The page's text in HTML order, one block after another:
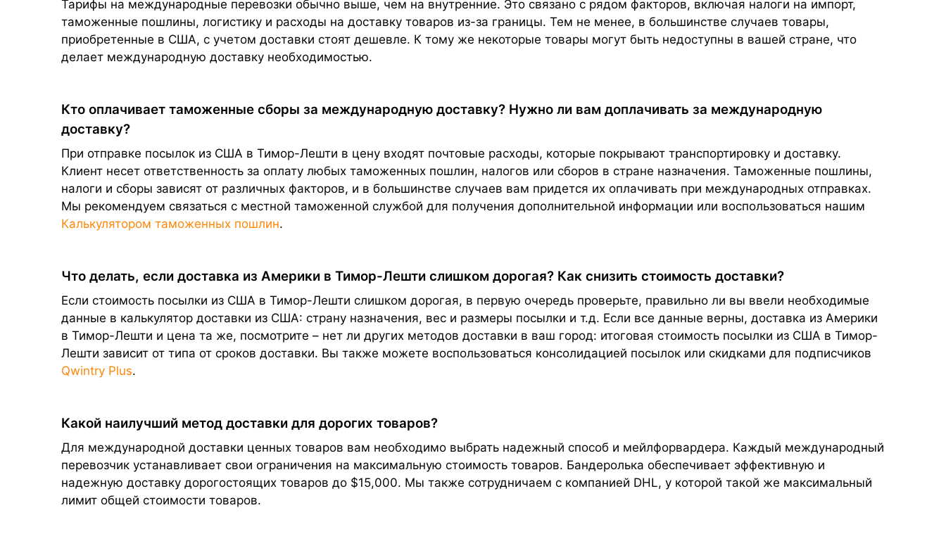
Тарифы на международные перевозки обычно выше, чем на внутренние. Это связано с рядом факторов, включая налоги на импорт,
таможенные пошлины, логистику и расходы на доставку товаров из-за границы. Тем не менее, в большинстве случаев товары,
приобретенные в США, с учетом доставки стоят дешевле. К тому же некоторые товары могут быть недоступны в вашей стране, что
делает международную доставку необходимостью.
Кто оплачивает таможенные сборы за международную доставку? Нужно ли вам доплачивать за международную
доставку?
При отправке посылок из США в Тимор-Лешти в цену входят почтовые расходы, которые покрывают транспортировку и доставку.
Клиент несет ответственность за оплату любых таможенных пошлин, налогов или сборов в стране назначения. Таможенные пошлины,
налоги и сборы зависят от различных факторов, и в большинстве случаев вам придется их оплачивать при международных отправках.
Мы рекомендуем связаться с местной таможенной службой для получения дополнительной информации или воспользоваться нашим
Калькулятором таможенных пошлин.
Что делать, если доставка из Америки в Тимор-Лешти слишком дорогая? Как снизить стоимость доставки?
Если стоимость посылки из США в Тимор-Лешти слишком дорогая, в первую очередь проверьте, правильно ли вы ввели необходимые
данные в калькулятор доставки из США: страну назначения, вес и размеры посылки и т.д. Если все данные верны, доставка из Америки
в Тимор-Лешти и цена та же, посмотрите – нет ли других методов доставки в ваш город: итоговая стоимость посылки из США в Тимор-
Лешти зависит от типа от сроков доставки. Вы также можете воспользоваться консолидацией посылок или скидками для подписчиков
Qwintry Plus.
Какой наилучший метод доставки для дорогих товаров?
Для международной доставки ценных товаров вам необходимо выбрать надежный способ и мейлфорвардера. Каждый международный
перевозчик устанавливает свои ограничения на максимальную стоимость товаров. Бандеролька обеспечивает эффективную и
надежную доставку дорогостоящих товаров до $15,000. Мы также сотрудничаем с компанией DHL, у которой такой же максимальный
лимит общей стоимости товаров.